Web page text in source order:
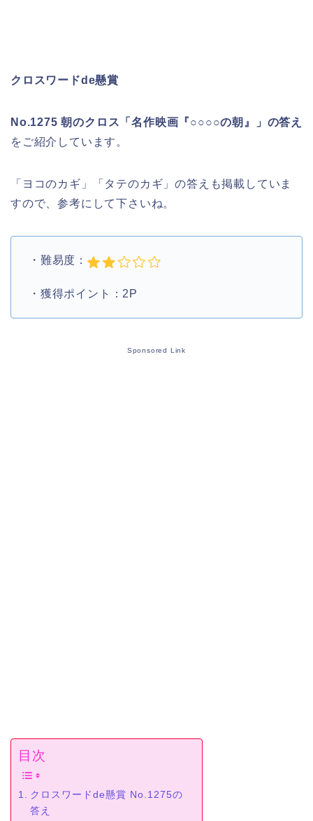
クロスワードde懸賞
No.1275 朝のクロス「名作映画『○○○○の朝』」の答え
をご紹介しています。
「ヨコのカギ」「タテのカギ」の答えも掲載していま
すので、参考にして下さいね。
・難易度：
・獲得ポイント：2P
Sponsored Link
目次
クロスワードde懸賞 No.1275の
答え